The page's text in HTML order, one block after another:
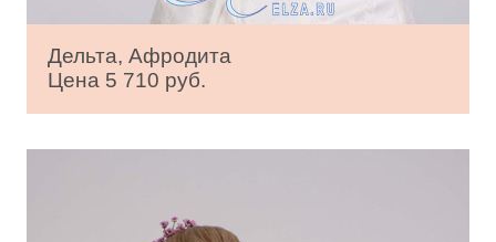
Дельта, Афродита
Цена 5 710 руб.